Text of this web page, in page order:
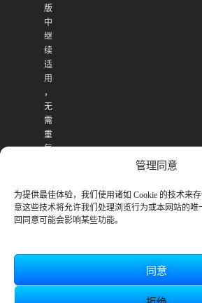
管理同意
为提供最佳体验，我们使用诸如 Cookie 的技术来
意这些技术将允许我们处理浏览行为或本网站的
回同意可能会影响某些功能。
同意
版
中
继
续
适
用
，
无
需
重
复
。